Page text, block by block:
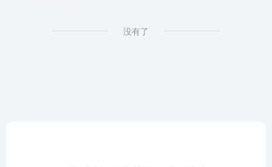
没有了